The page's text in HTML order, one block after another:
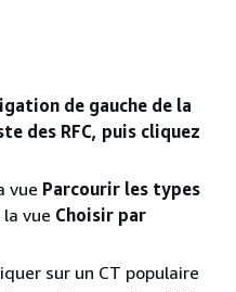
de gauche de la
des RFC, puis cliquez
vue Parcourir les types
vue Choisir par
sur un CT populaire